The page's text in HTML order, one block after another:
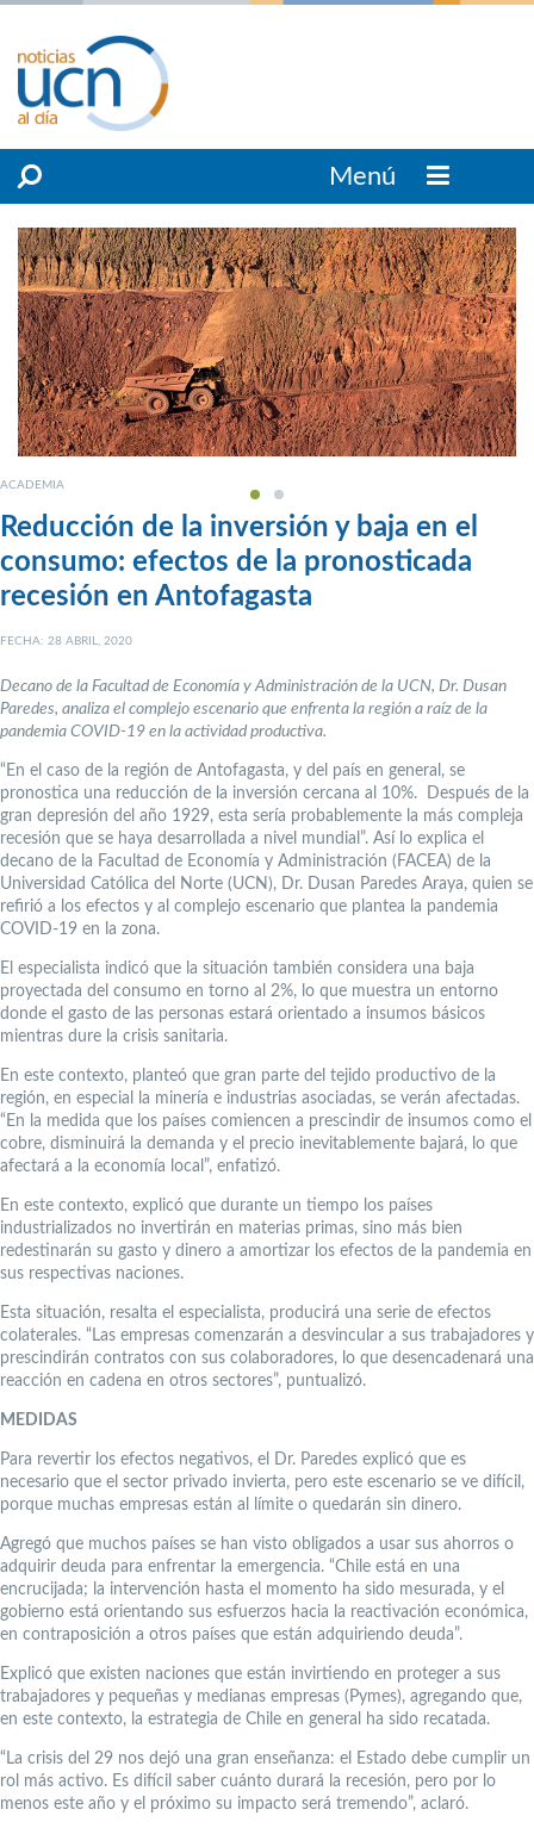
Menú
ACADEMIA
Reducción de la inversión y baja en el
consumo: efectos de la pronosticada
recesión en Antofagasta
FECHA: 28 ABRIL, 2020
Decano de la Facultad de Economía y Administración de la UCN, Dr. Dusan
Paredes, analiza el complejo escenario que enfrenta la región a raíz de la
pandemia COVID-19 en la actividad productiva.
“En el caso de la región de Antofagasta, y del país en general, se
pronostica una reducción de la inversión cercana al 10%. Después de la
gran depresión del año 1929, esta sería probablemente la más compleja
recesión que se haya desarrollada a nivel mundial”. Así lo explica el
decano de la Facultad de Economía y Administración (FACEA) de la
Universidad Católica del Norte (UCN), Dr. Dusan Paredes Araya, quien se
refirió a los efectos y al complejo escenario que plantea la pandemia
COVID-19 en la zona.
El especialista indicó que la situación también considera una baja
proyectada del consumo en torno al 2%, lo que muestra un entorno
donde el gasto de las personas estará orientado a insumos básicos
mientras dure la crisis sanitaria.
En este contexto, planteó que gran parte del tejido productivo de la
región, en especial la minería e industrias asociadas, se verán afectadas.
“En la medida que los países comiencen a prescindir de insumos como el
cobre, disminuirá la demanda y el precio inevitablemente bajará, lo que
afectará a la economía local”, enfatizó.
En este contexto, explicó que durante un tiempo los países
industrializados no invertirán en materias primas, sino más bien
redestinarán su gasto y dinero a amortizar los efectos de la pandemia en
sus respectivas naciones.
Esta situación, resalta el especialista, producirá una serie de efectos
colaterales. “Las empresas comenzarán a desvincular a sus trabajadores y
prescindirán contratos con sus colaboradores, lo que desencadenará una
reacción en cadena en otros sectores”, puntualizó.
MEDIDAS
Para revertir los efectos negativos, el Dr. Paredes explicó que es
necesario que el sector privado invierta, pero este escenario se ve difícil,
porque muchas empresas están al límite o quedarán sin dinero.
Agregó que muchos países se han visto obligados a usar sus ahorros o
adquirir deuda para enfrentar la emergencia. “Chile está en una
encrucijada; la intervención hasta el momento ha sido mesurada, y el
gobierno está orientando sus esfuerzos hacia la reactivación económica,
en contraposición a otros países que están adquiriendo deuda”.
Explicó que existen naciones que están invirtiendo en proteger a sus
trabajadores y pequeñas y medianas empresas (Pymes), agregando que,
en este contexto, la estrategia de Chile en general ha sido recatada.
“La crisis del 29 nos dejó una gran enseñanza: el Estado debe cumplir un
rol más activo. Es difícil saber cuánto durará la recesión, pero por lo
menos este año y el próximo su impacto será tremendo”, aclaró.